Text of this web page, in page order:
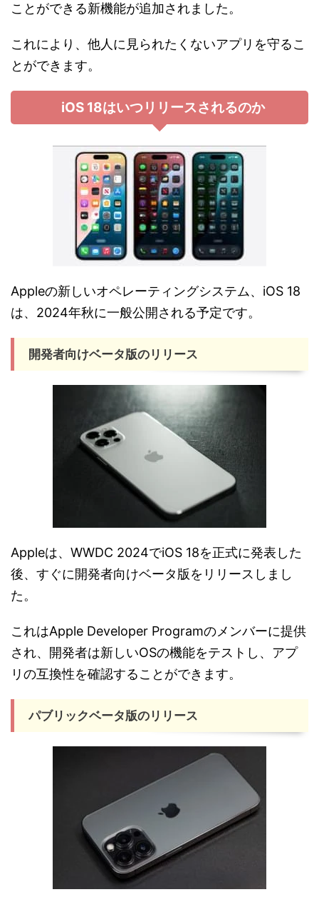
ことができる新機能が追加されました。
これにより、他人に見られたくないアプリを守るこ
とができます。
iOS 18はいつリリースされるのか
Appleの新しいオペレーティングシステム、iOS 18
は、2024年秋に一般公開される予定です。
開発者向けベータ版のリリース
Appleは、WWDC 2024でiOS 18を正式に発表した
後、すぐに開発者向けベータ版をリリースしまし
た。
これはApple Developer Programのメンバーに提供
され、開発者は新しいOSの機能をテストし、アプ
リの互換性を確認することができます。
パブリックベータ版のリリース